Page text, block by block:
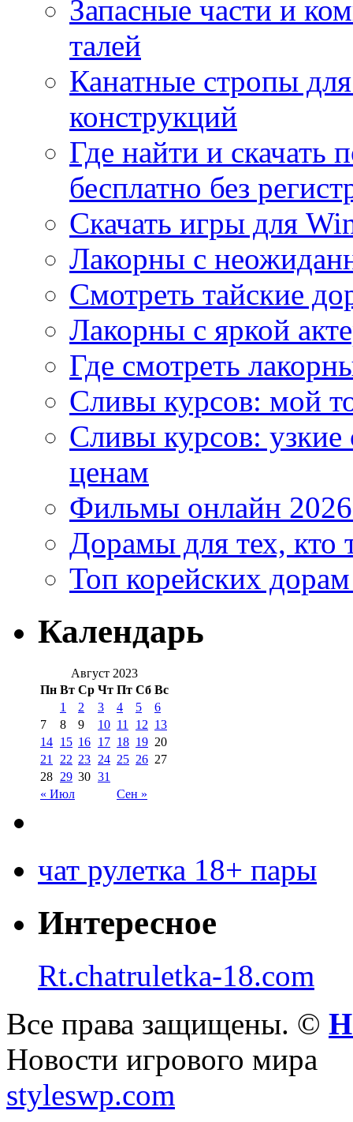
Запасные части и
талей
Канатные стропы
конструкций
Где найти и
бесплатно без
Скачать игры для
Лакорны с
Смотреть тайские
Лакорны с яркой
Где смотреть
Сливы курсов: мой
Сливы курсов:
ценам
Фильмы онлайн
Дорамы для тех, кто
Топ корейских
Календарь
Август 2023
Пн Вт Ср Чт Пт Сб Вс
« Июл Сен »
1 2 3 4 5
6
7
8 9 10 11 12 13
14 15 16 17 18 19 20
21
22 23 24 25 26 27
28 29 30 31
чат рулетка 18+ пары
Интересное
Rt.chatruletka-18.com
Все права защищены. ©
Новости игрового мира
styleswp.com